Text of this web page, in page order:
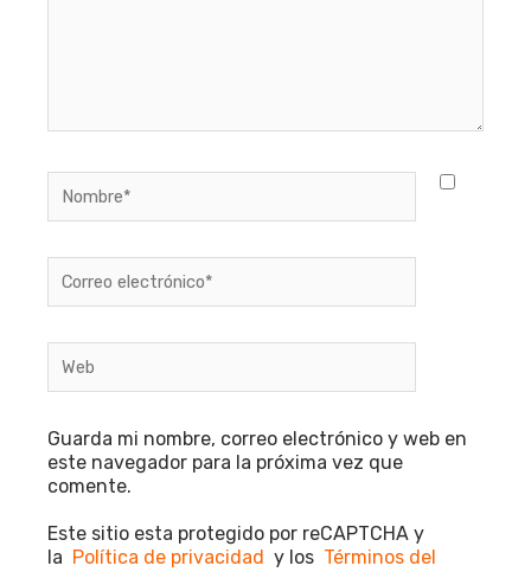
electrónico*
Guarda mi nombre, correo electrónico y web en
este navegador para la próxima vez que
comente.
Este sitio esta protegido por reCAPTCHA y
la Política de privacidad y los Términos del